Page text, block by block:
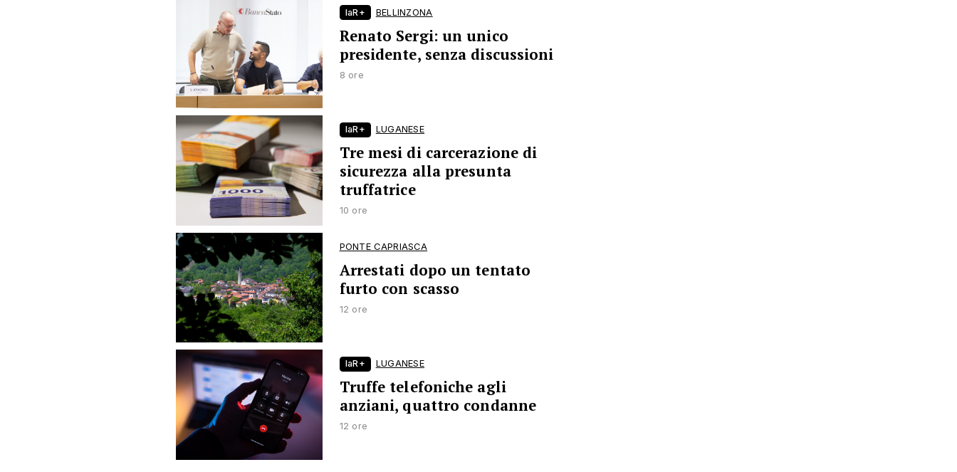
laR+ BELLINZONA
Renato Sergi: un unico
presidente, senza discussioni
8 ore
laR+ LUGANESE
Tre mesi di carcerazione di
sicurezza alla presunta
truffatrice
10 ore
PONTE CAPRIASCA
Arrestati dopo un tentato
furto con scasso
12 ore
laR+ LUGANESE
Truffe telefoniche agli
anziani, quattro condanne
12 ore